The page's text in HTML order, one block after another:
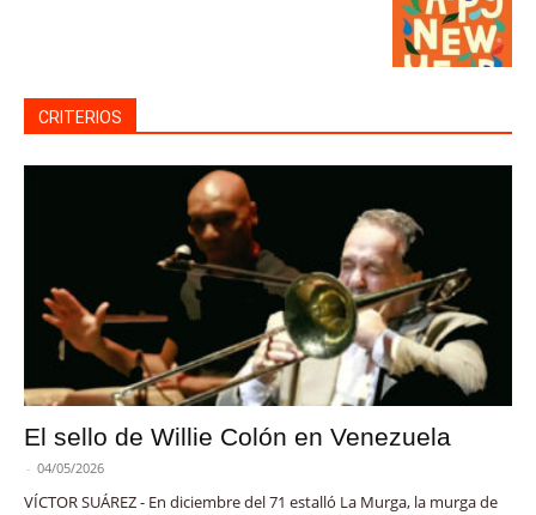
CRITERIOS
El sello de Willie Colón en Venezuela
- 04/05/2026
VÍCTOR SUÁREZ - En diciembre del 71 estalló La Murga, la murga de